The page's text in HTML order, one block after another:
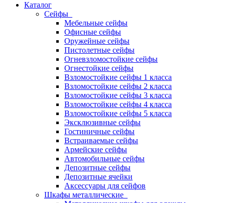
Каталог
Сейфы
Мебельные сейфы
Офисные сейфы
Оружейные сейфы
Пистолетные сейфы
Огневзломостойкие сейфы
Огнестойкие сейфы
Взломостойкие сейфы 1 класса
Взломостойкие сейфы 2 класса
Взломостойкие сейфы 3 класса
Взломостойкие сейфы 4 класса
Взломостойкие сейфы 5 класса
Эксклюзивные сейфы
Гостиничные сейфы
Встраиваемые сейфы
Армейские сейфы
Автомобильные сейфы
Депозитные сейфы
Депозитные ячейки
Аксессуары для сейфов
Шкафы металлические